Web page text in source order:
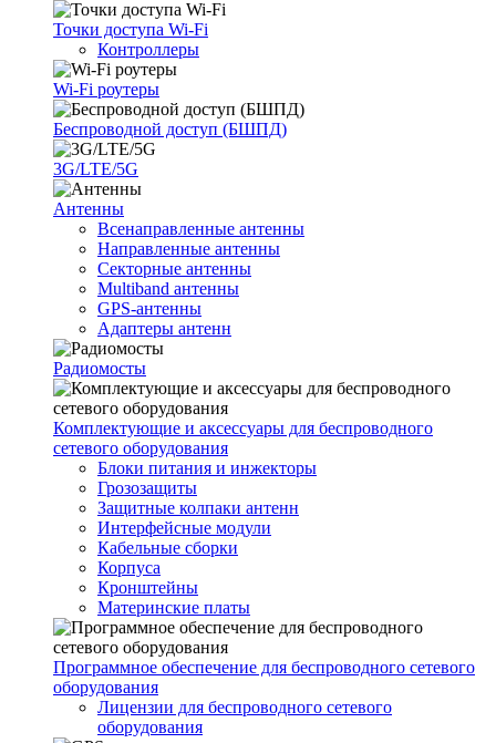
Точки доступа Wi-Fi
Контроллеры
Wi-Fi роутеры
Беспроводной доступ (БШПД)
3G/LTE/5G
Антенны
Всенаправленные антенны
Направленные антенны
Секторные антенны
Multiband антенны
GPS-антенны
Адаптеры антенн
Радиомосты
Комплектующие и аксессуары для беспроводного
сетевого оборудования
Блоки питания и инжекторы
Грозозащиты
Защитные колпаки антенн
Интерфейсные модули
Кабельные сборки
Корпуса
Кронштейны
Материнские платы
Программное обеспечение для беспроводного сетевого
оборудования
Лицензии для беспроводного сетевого
оборудования